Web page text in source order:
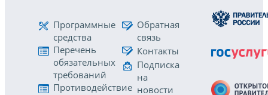
Программные
средства
Перечень
обязательных
требований
Противодействие
Обратная
связь
Контакты
Подписка
на
новости